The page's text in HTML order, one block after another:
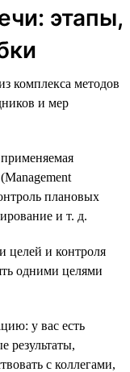
этапы,
комплекса методов
и мер
плановых
и т. д.
целей и контроля
одними целями
у вас есть
результаты,
с коллегами,